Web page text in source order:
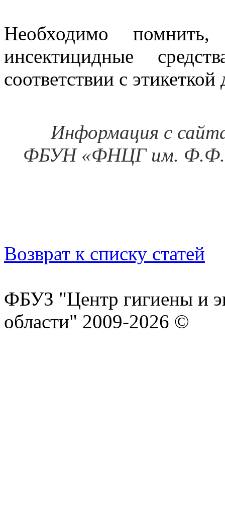
Необходимо
инсектицидные
соответствии с
Информация с
ФБУН «ФНЦГ им. Ф.Ф.
Возврат к списку статей
ФБУЗ "Центр гигиены и
области" 2009-2026 ©